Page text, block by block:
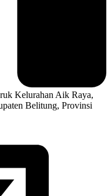
Kelurahan Aik Raya,
Belitung, Provinsi